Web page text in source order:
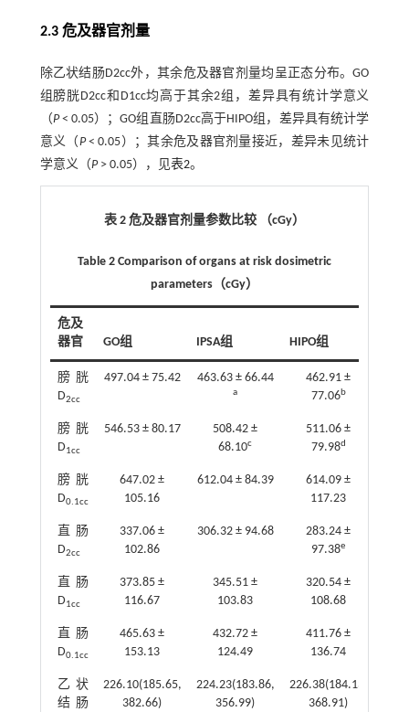
2.3 危及器官剂量
除乙状结肠D2cc外，其余危及器官剂量均呈正态分布。GO
组膀胱D2cc和D1cc均高于其余2组，差异具有统计学意义
（P< 0.05）；GO组直肠D2cc高于HIPO组，差异具有统计学
意义（P< 0.05）；其余危及器官剂量接近，差异未见统计
学意义（P> 0.05），见表2。
表 2 危及器官剂量参数比较 （cGy）
Table 2 Comparison of organs at risk dosimetric
parameters（cGy）
危及
器官
GO组 IPSA组 HIPO组
膀胱
D2cc
497.04 ± 75.42 463.63 ± 66.44
a
462.91 ±
77.06 b
膀胱
D1cc
546.53 ± 80.17
508.42 ±
68.10c
511.06 ±
79.98d
膀胱
D0.1cc
647.02 ±
105.16
612.04 ± 84.39
614.09 ±
117.23
直肠
D2cc
337.06 ±
102.86
306.32 ± 94.68
283.24 ±
97.38e
直肠
D1cc
373.85 ±
116.67
345.51 ±
103.83
320.54 ±
108.68
直肠
D0.1cc
465.63 ±
153.13
432.72 ±
124.49
411.76 ±
136.74
乙状
结肠
226.10(185.65,
382.66)
224.23(183.86,
356.99)
226.38(184.13,
368.91)